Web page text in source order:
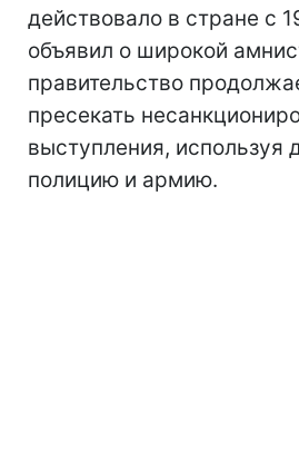
действовало в стране с
объявил о широкой
правительство
пресекать
выступления, используя
полицию и армию.